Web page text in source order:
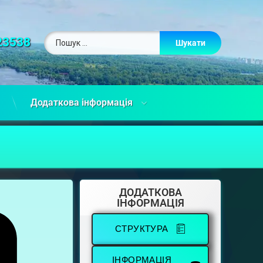
Додаткова інформація
ДОДАТКОВА
ІНФОРМАЦІЯ
СТРУКТУРА
ІНФОРМАЦІЯ